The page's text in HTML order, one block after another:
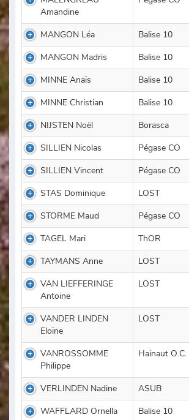
Amandine
MANGON Léa Balise 10
MANGON Madris
Balise 10
MINNE Anaïs
Balise 10
MINNE Christian
Balise 10
NIJSTEN Noël
Borasca
SILLIEN Nicolas
Pégase CO
SILLIEN Vincent
Pégase CO
STAS Dominique
LOST
STORME Maud
Pégase CO
TAGEL Mari
ThOR
TAYMANS Anne
LOST
VAN LIEFFERINGE
Antoine
LOST
VANDER LINDEN
Eloïne
LOST
VANROSSOMME
Philippe
Hainaut O.C.
VERLINDEN Nadine ASUB
WAFFLARD Ornella
Balise 10